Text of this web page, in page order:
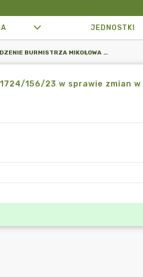
JEDNOSTKI
ZARZĄDZENIE BURMISTRZA MIKOŁOWA NR 1724/156/23 W SPRAWIE ZMIAN W PLANIE DOCHODÓW I WYDATKÓW MIASTA MIKOŁOWA NA 2023 ROK
156/23 w sprawie zmian